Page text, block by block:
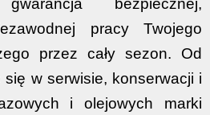
bezpiecznej,
pracy Twojego
przez cały sezon. Od
w serwisie, konserwacji i
i olejowych marki